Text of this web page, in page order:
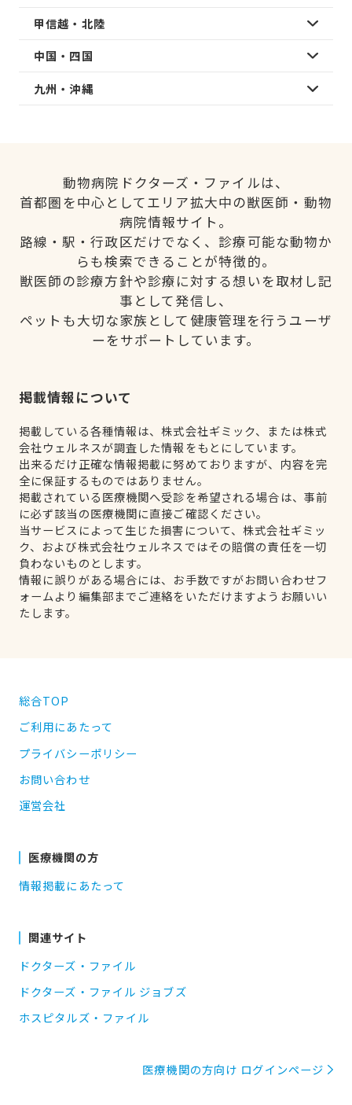
甲信越・北陸
中国・四国
九州・沖縄
動物病院ドクターズ・ファイルは、
首都圏を中心としてエリア拡大中の獣医師・動物
病院情報サイト。
路線・駅・行政区だけでなく、診療可能な動物か
らも検索できることが特徴的。
獣医師の診療方針や診療に対する想いを取材し記
事として発信し、
ペットも大切な家族として健康管理を行うユーザ
ーをサポートしています。
掲載情報について
掲載している各種情報は、株式会社ギミック、または株式
会社ウェルネスが調査した情報をもとにしています。
出来るだけ正確な情報掲載に努めておりますが、内容を完
全に保証するものではありません。
掲載されている医療機関へ受診を希望される場合は、事前
に必ず該当の医療機関に直接ご確認ください。
当サービスによって生じた損害について、株式会社ギミッ
ク、および株式会社ウェルネスではその賠償の責任を一切
負わないものとします。
情報に誤りがある場合には、お手数ですがお問い合わせフ
ォームより編集部までご連絡をいただけますようお願いい
たします。
総合TOP
ご利用にあたって
プライバシーポリシー
お問い合わせ
運営会社
医療機関の方
情報掲載にあたって
関連サイト
ドクターズ・ファイル
ドクターズ・ファイル ジョブズ
ホスピタルズ・ファイル
医療機関の方向け ログインページ